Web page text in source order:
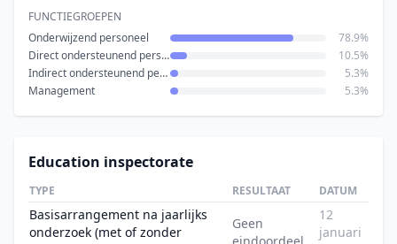
FUNCTIEGROEPEN
Onderwijzend personeel
78.9%
Direct ondersteunend personeel
10.5%
Indirect ondersteunend personeel
5.3%
Management
5.3%
Education inspectorate
TYPE RESULTAAT DATUM
Basisarrangement na jaarlijks
onderzoek (met of zonder
Geen
12
januari